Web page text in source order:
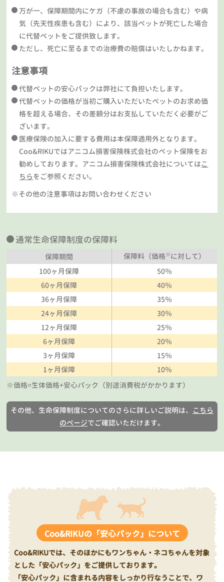
万が一、保障期間内にケガ（不慮の事故の場合も含む）や病
気（先天性疾患も含む）により、該当ペットが死亡した場合
に代替ペットをご提供致します。
ただし、死亡に至るまでの治療費の賠償はいたしかねます。
注意事項
代替ペットの安心パックは弊社にて負担いたします。
代替ペットの価格が当初ご購入いただいたペットのお求め価
格を超える場合、その差額分はお支払していただく必要がご
ざいます。
医療保険の加入に要する費用は本保障適用外となります。
Coo&RIKUではアニコム損害保険株式会社のペット保険をお
勧めしております。アニコム損害保険株式会社についてはこ
ちらをご参照ください。
※その他の注意事項はお問い合わせください
通常生命保障制度の保障料
保障期間 保障料（価格※に対して）
100ヶ月保障
50％
60ヶ月保障
40％
36ヶ月保障
35％
24ヶ月保障
30％
12ヶ月保障
25％
6ヶ月保障
20％
3ヶ月保障
15％
1ヶ月保障
10％
※価格=生体価格+安心パック（別途消費税がかかります）
その他、生命保障制度についてのさらに詳しいご説明は、
こちら
のページでご確認いただけます。
Coo&RIKUの「安心パック」について
Coo&RIKUでは、そのほかにもワンちゃん・ネコちゃんを対象
とした「安心パック」をご提供しております。
「安心パック」に含まれる内容をしっかり行なうことで、ワ